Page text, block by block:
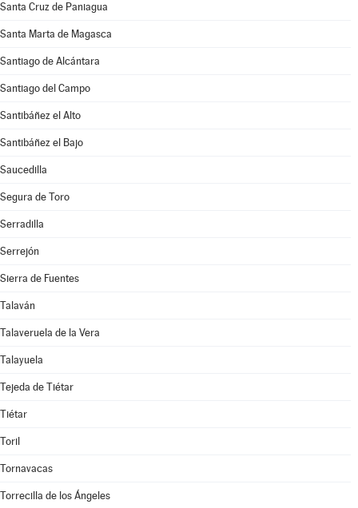
Santa Cruz de Paniagua
Santa Marta de Magasca
Santiago de Alcántara
Santiago del Campo
Santibáñez el Alto
Santibáñez el Bajo
Saucedilla
Segura de Toro
Serradilla
Serrejón
Sierra de Fuentes
Talaván
Talaveruela de la Vera
Talayuela
Tejeda de Tiétar
Tiétar
Toril
Tornavacas
Torrecilla de los Ángeles